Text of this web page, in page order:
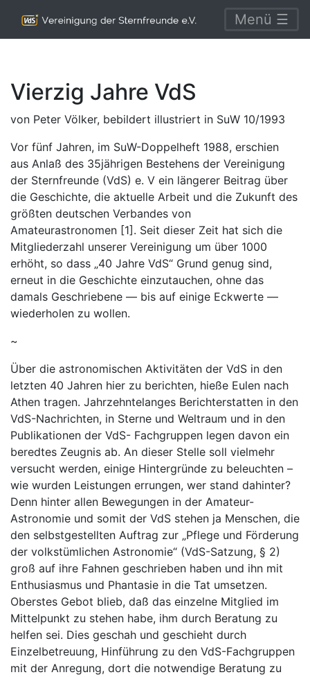
Menü ☰
Vierzig Jahre VdS
von Peter Völker, bebildert illustriert in SuW 10/1993
Vor fünf Jahren, im SuW-Doppelheft 1988, erschien
aus Anlaß des 35jährigen Bestehens der Vereinigung
der Sternfreunde (VdS) e. V ein längerer Beitrag über
die Geschichte, die aktuelle Arbeit und die Zukunft des
größten deutschen Verbandes von
Amateurastronomen [1]. Seit dieser Zeit hat sich die
Mitgliederzahl unserer Vereinigung um über 1000
erhöht, so dass „40 Jahre VdS“ Grund genug sind,
erneut in die Geschichte einzutauchen, ohne das
damals Geschriebene — bis auf einige Eckwerte —
wiederholen zu wollen.
~
Über die astronomischen Aktivitäten der VdS in den
letzten 40 Jahren hier zu berichten, hieße Eulen nach
Athen tragen. Jahrzehntelanges Berichterstatten in den
VdS-Nachrichten, in Sterne und Weltraum und in den
Publikationen der VdS- Fachgruppen legen davon ein
beredtes Zeugnis ab. An dieser Stelle soll vielmehr
versucht werden, einige Hintergründe zu beleuchten –
wie wurden Leistungen errungen, wer stand dahinter?
Denn hinter allen Bewegungen in der Amateur-
Astronomie und somit der VdS stehen ja Menschen, die
den selbstgestellten Auftrag zur „Pflege und Förderung
der volkstümlichen Astronomie“ (VdS-Satzung, § 2)
groß auf ihre Fahnen geschrieben haben und ihn mit
Enthusiasmus und Phantasie in die Tat umsetzen.
Oberstes Gebot blieb, daß das einzelne Mitglied im
Mittelpunkt zu stehen habe, ihm durch Beratung zu
helfen sei. Dies geschah und geschieht durch
Einzelbetreuung, Hinführung zu den VdS-Fachgruppen
mit der Anregung, dort die notwendige Beratung zu